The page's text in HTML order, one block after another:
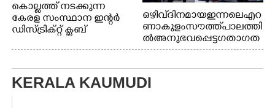
കൊല്ലത്ത് നടക്കുന്ന
കേരള സംസ്ഥാന ഇന്റർ
ഡിസ്ട്രിക്റ്റ് ക്ലബ്
ചാമ്പ്യൻഷിപ്പിൽ അണ്ടർ
20 ആൺകുട്ടികളുടെ 200
മീറ്റർ ഓട്ടം ഫൈനൽ
മത്സരത്തിനിടെ സിന്തറ്റിക്
ട്രാക്കിന് കുറുകെ ഓടുന്ന
ഒഴിവ് ദിനമായ ഇന്നലെ എറ
ണാകുളം സൗത്ത് പാലത്തി
ൽ അനുഭവപ്പെട്ട ഗതാഗത
ക്കുരുക്ക്
KERALA KAUMUDI